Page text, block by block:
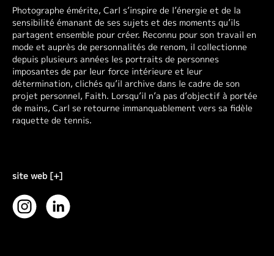
Photographe émérite, Carl s’inspire de l’énergie et de la
sensibilité émanant de ses sujets et des moments qu’ils
partagent ensemble pour créer. Reconnu pour son travail en
mode et auprès de personnalités de renom, il collectionne
depuis plusieurs années les portraits de personnes
imposantes de par leur force intérieure et leur
détermination, clichés qu’il archive dans le cadre de son
projet personnel, Faith. Lorsqu’il n’a pas d’objectif à portée
de mains, Carl se retourne immanquablement vers sa fidèle
raquette de tennis.
site web [+]